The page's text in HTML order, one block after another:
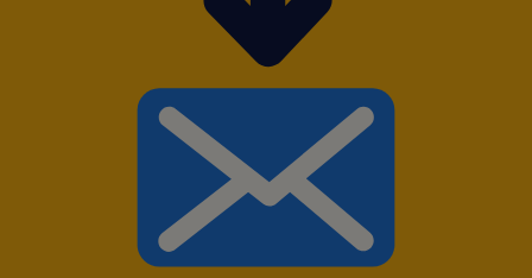
indépendamment de leur âge, de leur
orientation sexuelle, de leur nationalité, de
leurs convictions religieuses, de leur sexe,
d’un handicap, etc.
Vous vous reconnaissez dans cette
description? Alors n'hésitez plus et postulez